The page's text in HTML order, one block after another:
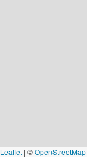
Leaflet | ©OpenStreetMap